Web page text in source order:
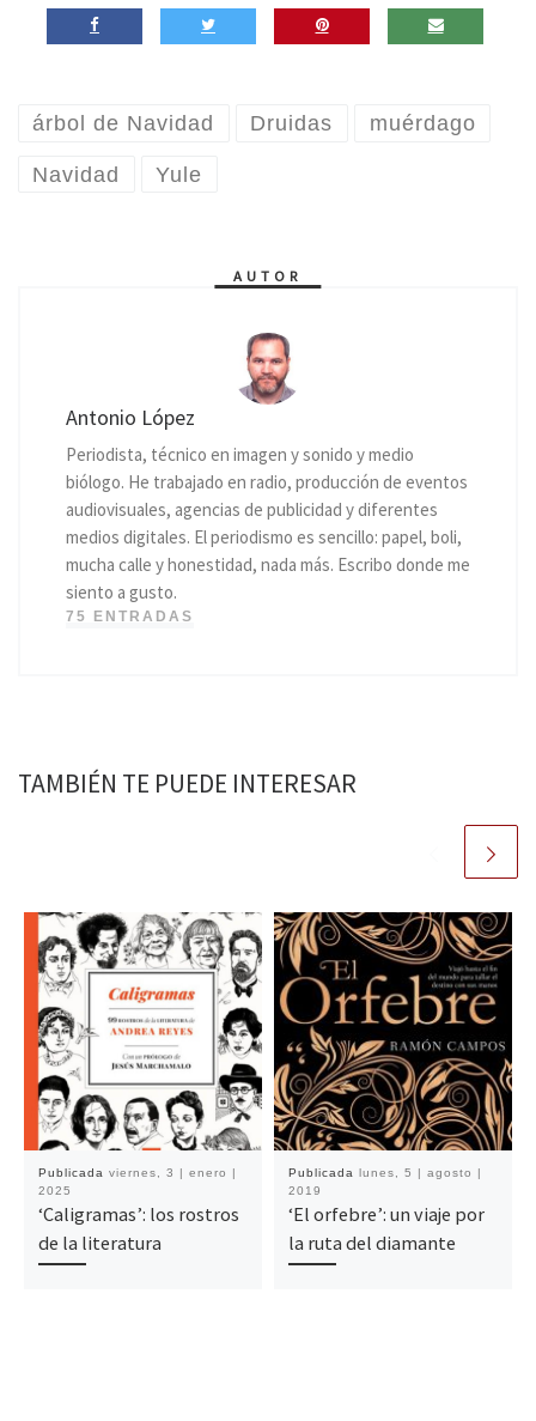
árbol de Navidad Druidas muérdago
Navidad Yule
AUTOR
Antonio López
Periodista, técnico en imagen y sonido y medio
biólogo. He trabajado en radio, producción de eventos
audiovisuales, agencias de publicidad y diferentes
medios digitales. El periodismo es sencillo: papel, boli,
mucha calle y honestidad, nada más. Escribo donde me
siento a gusto.
75 ENTRADAS
TAMBIÉN TE PUEDE INTERESAR
Publicada viernes, 3 | enero |
2025
‘Caligramas’: los rostros
de la literatura
Publicada
lunes, 5 | agosto |
2019
‘El orfebre’: un viaje por
la ruta del diamante